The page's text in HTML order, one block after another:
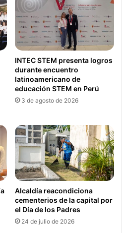
INTEC STEM presenta logros
durante encuentro
latinoamericano de
educación STEM en Perú
3 de agosto de 2026
Alcaldía reacondiciona
cementerios de la capital por
el Día de los Padres
24 de julio de 2026